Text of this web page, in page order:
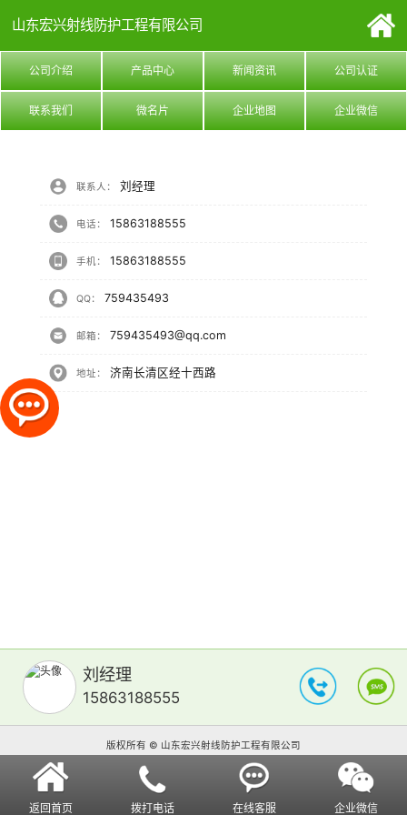
山东宏兴射线防护工程有限公司
公司介绍 产品中心 新闻资讯 公司认证
联系我们 微名片 企业地图 企业微信
联系人： 刘经理
电话： 15863188555
手机： 15863188555
QQ： 759435493
邮箱： 759435493@qq.com
地址： 济南长清区经十西路
刘经理
15863188555
版权所有 © 山东宏兴射线防护工程有限公司
返回首页 拨打电话 在线客服 企业微信